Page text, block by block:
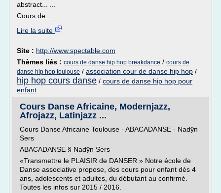
abstract... ...
Cours de...
Lire la suite
Site : http://www.spectable.com
Thèmes liés : cours de danse hip hop breakdance / cours de
danse hip hop toulouse / association cour de danse hip hop /
hip hop cours danse / cours de danse hip hop pour
enfant
Cours Danse Africaine, Modernjazz,
Afrojazz, Latinjazz ...
Cours Danse Africaine Toulouse - ABACADANSE - Nadÿn
Sers
ABACADANSE § Nadÿn Sers
«Transmettre le PLAISIR de DANSER » Notre école de
Danse associative propose, des cours pour enfant dès 4
ans, adolescents et adultes, du débutant au confirmé.
Toutes les infos sur 2015 / 2016.